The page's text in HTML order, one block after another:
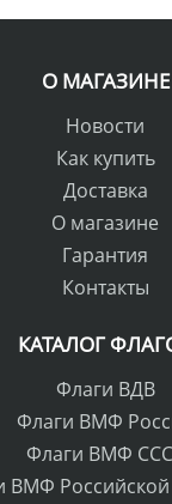
О МАГАЗИНЕ
Новости
Как купить
Доставка
О магазине
Гарантия
Контакты
КАТАЛОГ
Флаги ВДВ
Флаги ВМФ
Флаги ВМФ
ВМФ